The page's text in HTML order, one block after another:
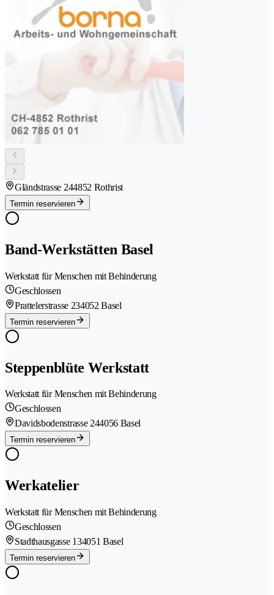
Gländstrasse 244852 Rothrist
Termin reservieren
Band-Werkstätten Basel
Werkstatt für Menschen mit Behinderung
Geschlossen
Prattelerstrasse 234052 Basel
Termin reservieren
Steppenblüte Werkstatt
Werkstatt für Menschen mit Behinderung
Geschlossen
Davidsbodenstrasse 244056 Basel
Termin reservieren
Werkatelier
Werkstatt für Menschen mit Behinderung
Geschlossen
Stadthausgasse 134051 Basel
Termin reservieren